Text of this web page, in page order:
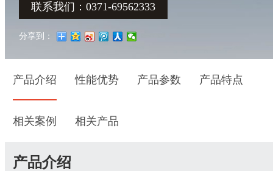
联系我们：0371-69562333
分享到：
产品介绍 性能优势 产品参数 产品特点
相关案例 相关产品
产品介绍